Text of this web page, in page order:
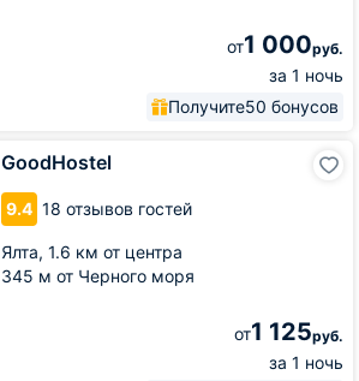
от1 000руб.
за 1 ночь
Получите50 бонусов
GoodHostel
9.4 18 отзывов гостей
Ялта, 1.6 км от центра
345 м от Черного моря
от1 125руб.
за 1 ночь